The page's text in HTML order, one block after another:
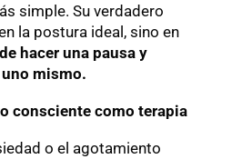
simple. Su verdadero
la postura ideal, sino en
hacer una pausa y
mismo.
consciente como terapia
o el agotamiento